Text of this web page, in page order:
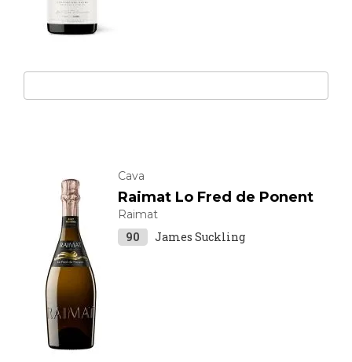
Cava
Raimat Lo Fred de Ponent
Raimat
90 James Suckling